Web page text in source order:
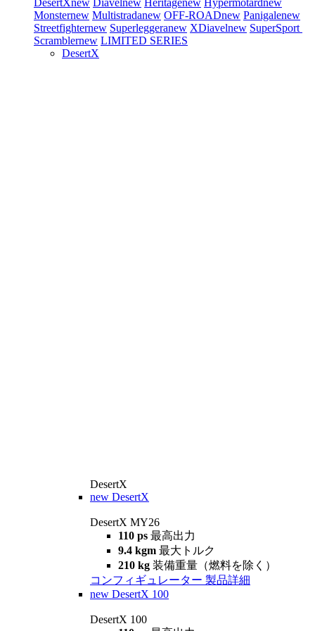
DesertXnew Diavelnew Heritagenew Hypermotardnew
Monsternew Multistradanew OFF-ROADnew Panigalenew
Streetfighternew Superleggeranew XDiavelnew SuperSport
Scramblernew LIMITED SERIES
DesertX
DesertX
new DesertX
DesertX MY26
110 ps 最高出力
9.4 kgm 最大トルク
210 kg 装備重量（燃料を除く）
コンフィギュレーター 製品詳細
new DesertX 100
DesertX 100